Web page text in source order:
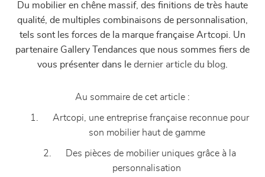
Du mobilier en chêne massif, des finitions de très haute
qualité, de multiples combinaisons de personnalisation,
tels sont les forces de la marque française Artcopi. Un
partenaire Gallery Tendances que nous sommes fiers de
vous présenter dans le dernier article du blog
Au sommaire de cet article :
1. Artcopi, une entreprise française reconnue pour
son mobilier haut de gamme
2. Des pièces de mobilier uniques grâce à la
personnalisation